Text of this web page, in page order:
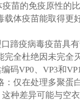
苗的免疫原性的
体疫苗能取得更
蹄疫病毒疫苗具
完全杜绝因未完全
码VP0、VP3和
：仅在处理多聚
种差异可能与空